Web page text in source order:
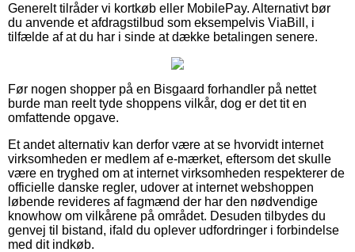
Generelt tilråder vi kortkøb eller MobilePay. Alternativt bør
du anvende et afdragstilbud som eksempelvis ViaBill, i
tilfælde af at du har i sinde at dække betalingen senere.
Før nogen shopper på en Bisgaard forhandler på nettet
burde man reelt tyde shoppens vilkår, dog er det tit en
omfattende opgave.
Et andet alternativ kan derfor være at se hvorvidt internet
virksomheden er medlem af e-mærket, eftersom det skulle
være en tryghed om at internet virksomheden respekterer de
officielle danske regler, udover at internet webshoppen
løbende revideres af fagmænd der har den nødvendige
knowhow om vilkårene på området. Desuden tilbydes du
genvej til bistand, ifald du oplever udfordringer i forbindelse
med dit indkøb.